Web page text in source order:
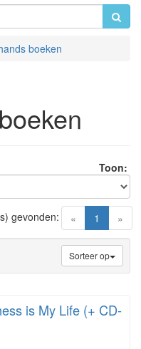
boeken
Toon:
« 1 (current)
»
gevonden:
Sorteer op
is My Life (+ CD-